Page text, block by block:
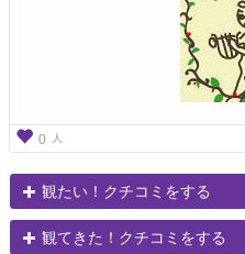
0 人
観たい！クチコミをする
観てきた！クチコミをする